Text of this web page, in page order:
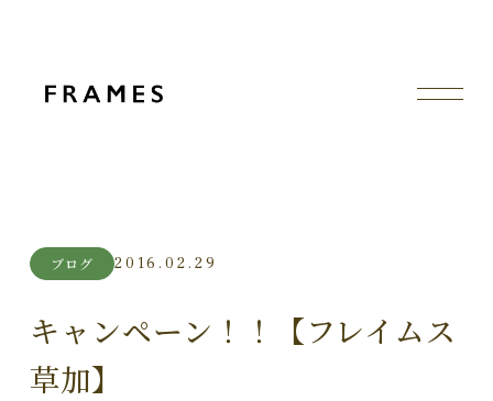
ブログ 2016.02.29
キャンペーン！！【フレイムス
草加】